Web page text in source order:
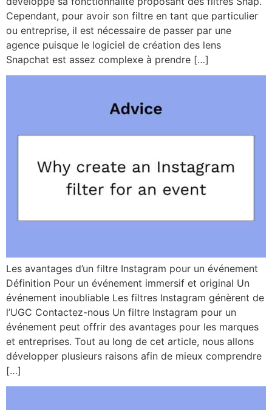
Cependant, pour avoir son filtre en tant que particulier
ou entreprise, il est nécessaire de passer par une
agence puisque le logiciel de création des lens
Snapchat est assez complexe à prendre […]
Les avantages d’un filtre Instagram pour un événement
Définition Pour un événement immersif et original Un
événement inoubliable Les filtres Instagram génèrent de
l’UGC Contactez-nous Un filtre Instagram pour un
événement peut offrir des avantages pour les marques
et entreprises. Tout au long de cet article, nous allons
développer plusieurs raisons afin de mieux comprendre
[…]